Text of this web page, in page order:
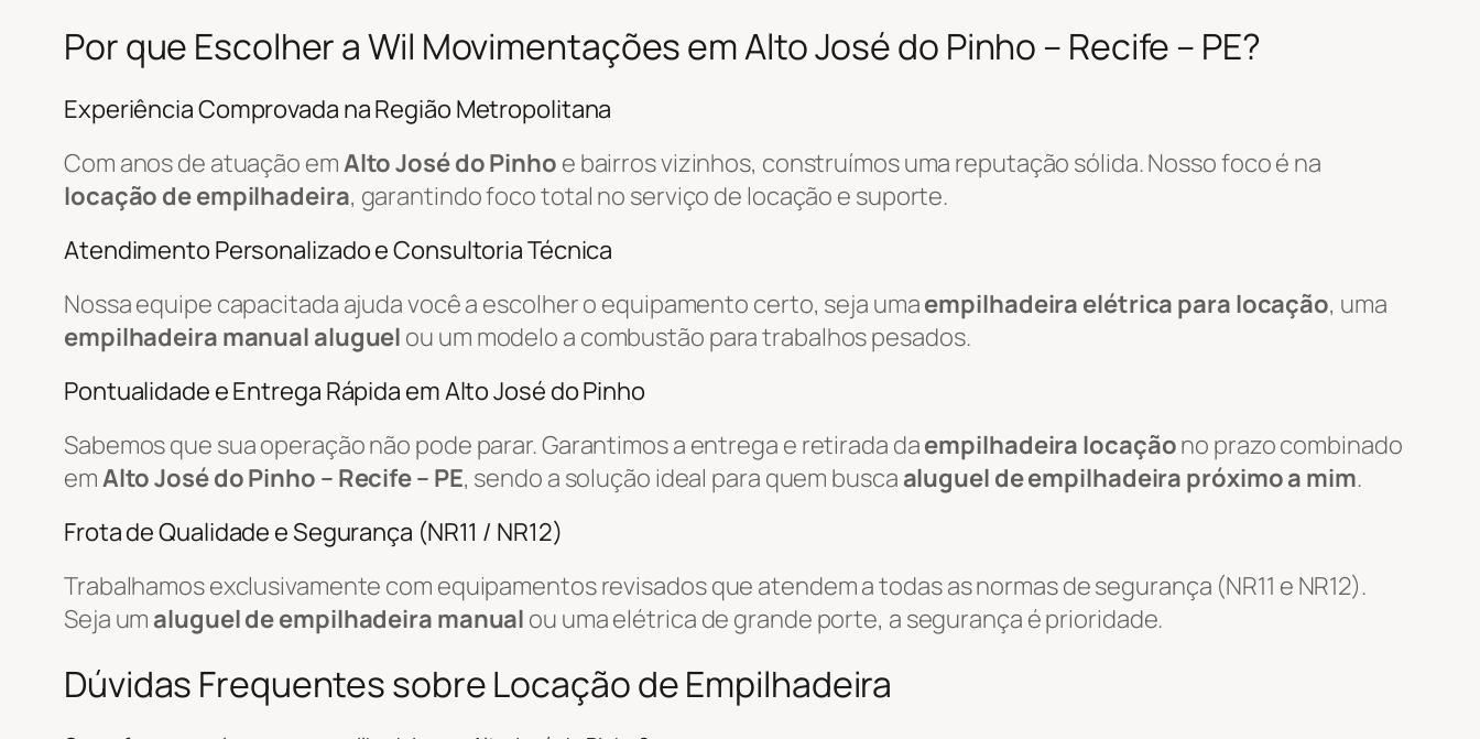
Por que Escolher a Wil Movimentações em Alto José do Pinho – Recife – PE?
Experiência Comprovada na Região Metropolitana
Com anos de atuação emAlto José do Pinho e bairros vizinhos, construímos uma reputação sólida. Nosso foco é na
locação de empilhadeira, garantindo foco total no serviço de locação e suporte.
Atendimento Personalizado e Consultoria Técnica
Nossa equipe capacitada ajuda você a escolher o equipamento certo, seja umaempilhadeira elétrica para locação, uma
empilhadeira manual aluguel ou um modelo a combustão para trabalhos pesados.
Pontualidade e Entrega Rápida em Alto José do Pinho
Sabemos que sua operação não pode parar. Garantimos a entrega e retirada daempilhadeira locaçãono prazo combinado
emAlto José do Pinho – Recife – PE, sendo a solução ideal para quem busca aluguel de empilhadeira próximo a mim.
Frota de Qualidade e Segurança (NR11 / NR12)
Trabalhamos exclusivamente com equipamentos revisados que atendem a todas as normas de segurança (NR11 e NR12).
Seja um aluguel de empilhadeira manual ou uma elétrica de grande porte, a segurança é prioridade.
Dúvidas Frequentes sobre Locação de Empilhadeira